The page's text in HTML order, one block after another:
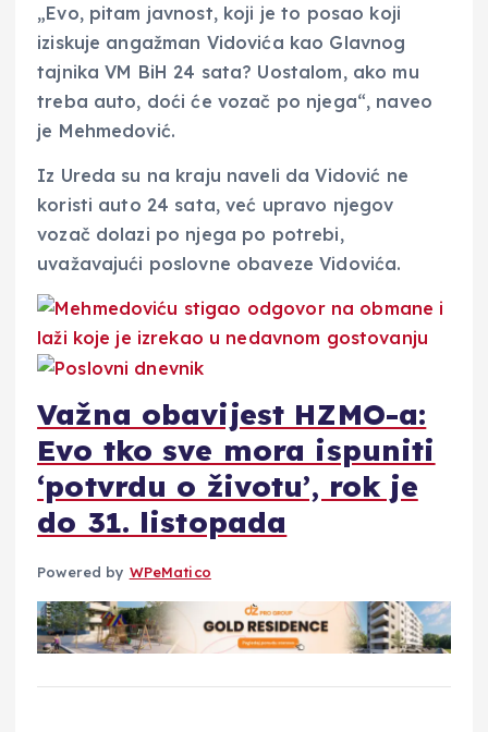
„Evo, pitam javnost, koji je to posao koji
iziskuje angažman Vidovića kao Glavnog
tajnika VM BiH 24 sata? Uostalom, ako mu
treba auto, doći će vozač po njega“, naveo
je Mehmedović.
Iz Ureda su na kraju naveli da Vidović ne
koristi auto 24 sata, već upravo njegov
vozač dolazi po njega po potrebi,
uvažavajući poslovne obaveze Vidovića.
Važna obavijest HZMO-a:
Evo tko sve mora ispuniti
‘potvrdu o životu’, rok je
do 31. listopada
Powered by WPeMatico